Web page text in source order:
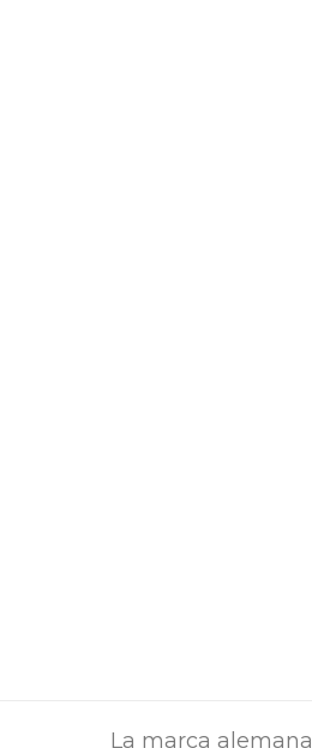
La marca alemana